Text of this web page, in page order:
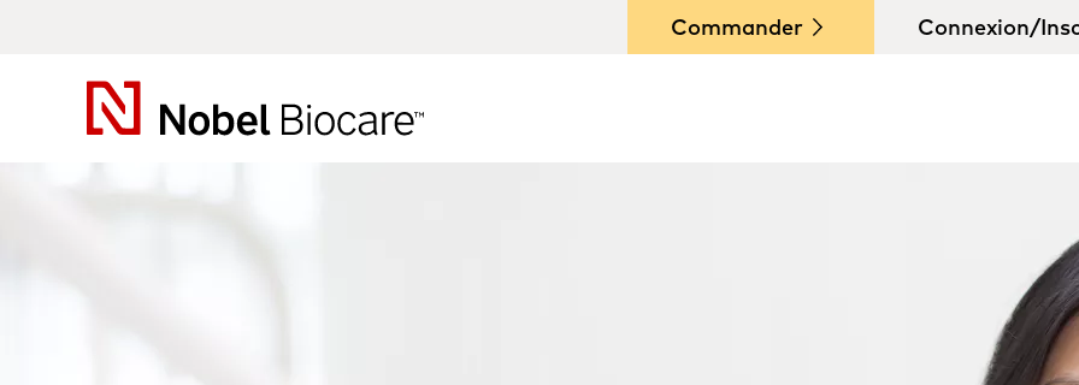
Commander Connexion/